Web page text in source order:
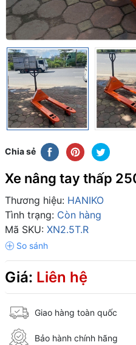
Chia sẻ
Xe nâng tay thấp
Thương hiệu: HANIKO
Tình trạng: Còn hàng
Mã SKU: XN2.5T.R
Giá: Liên hệ
Giao hàng toàn quốc
Bảo hành chính hãng